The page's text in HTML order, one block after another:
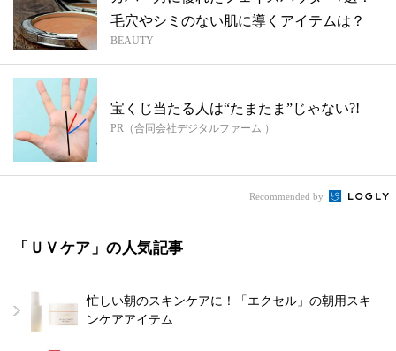
毛穴やシミのない肌に導くアイテムは？
BEAUTY
宝くじ当たる人は“たまたま”じゃない?!
PR（合同会社デジタルファーム ）
Recommended by
「ＵＶケア」の人気記事
忙しい朝のスキンケアに！「エクセル」の朝用スキ
ンケアアイテム